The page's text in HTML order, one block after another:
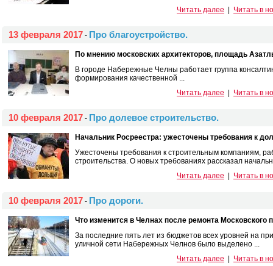
Читать далее
Читать в
13 февраля 2017 - Про благоустройство.
По мнению московских архитекторов, площадь
В городе Набережные Челны работает группа
формирования качественной ...
Читать далее
Читать в
10 февраля 2017 - Про долевое строительство.
Начальник Росреестра: ужесточены требования к
Ужесточены требования к строительным компаниям,
строительства. О новых требованиях рассказал
Читать далее
Читать в
10 февраля 2017 - Про дороги.
Что изменится в Челнах после ремонта Московского
За последние пять лет из бюджетов всех уровней на
уличной сети Набережных Челнов было выделено ...
Читать далее
Читать в